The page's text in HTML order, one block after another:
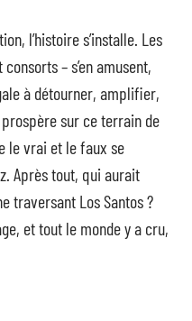
l’histoire s’installe. Les
– s’en amusent,
à détourner, amplifier,
sur ce terrain de
le vrai et le faux se
Après tout, qui aurait
traversant Los Santos ?
et tout le monde y a cru,